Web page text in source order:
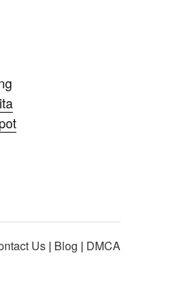
Us | Blog | DMCA